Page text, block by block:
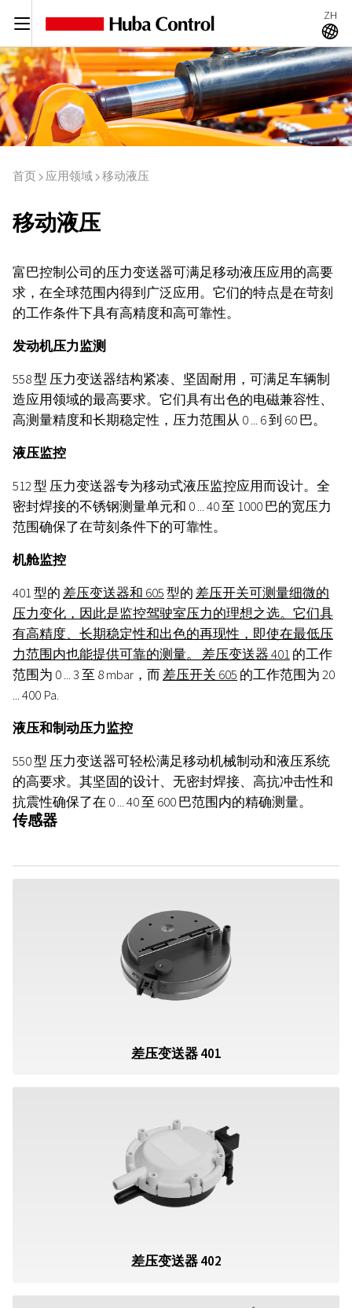
C ZH
A
首页 I 应用领域 I 移动液压
移动液压
富巴控制公司的压力变送器可满足移动液压应用的高要
求，在全球范围内得到广泛应用。它们的特点是在苛刻
的工作条件下具有高精度和高可靠性。
发动机压力监测
558 型 压力变送器结构紧凑、坚固耐用，可满足车辆制
造应用领域的最高要求。它们具有出色的电磁兼容性、
高测量精度和长期稳定性，压力范围从 0 ... 6 到 60 巴。
液压监控
512 型 压力变送器专为移动式液压监控应用而设计。全
密封焊接的不锈钢测量单元和 0 ... 40 至 1000 巴的宽压力
范围确保了在苛刻条件下的可靠性。
机舱监控
401 型的 差压变送器和 605型的 差压开关可测量细微的
压力变化，因此是监控驾驶室压力的理想之选。它们具
有高精度、长期稳定性和出色的再现性，即使在最低压
力范围内也能提供可靠的测量。
差压变送器 401的工作
范围为 0 ... 3 至 8 mbar，而差压开关 605 的工作范围为 20
... 400 Pa.
液压和制动压力监控
550 型 压力变送器可轻松满足移动机械制动和液压系统
的高要求。其坚固的设计、无密封焊接、高抗冲击性和
抗震性确保了在 0 ... 40 至 600 巴范围内的精确测量。
传感器
差压变送器 401
差压变送器 402